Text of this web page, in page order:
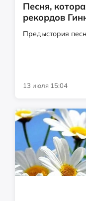
Песня,
рекордов
Предыстория
13 июля 15:04